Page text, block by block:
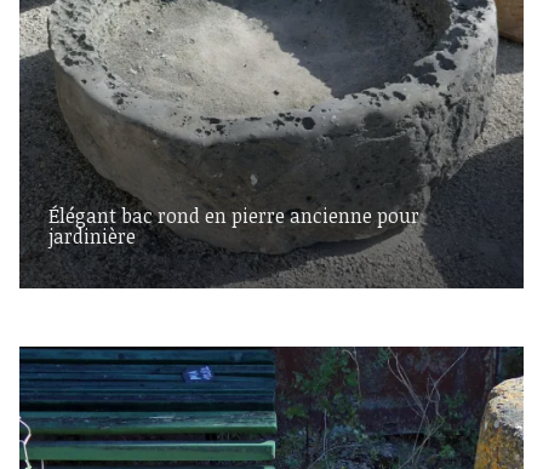
Élégant bac rond en pierre ancienne pour
jardinière